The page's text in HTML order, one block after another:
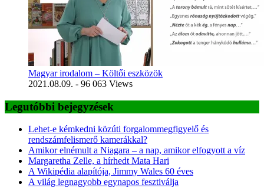
Magyar irodalom – Költői eszközök
2021.08.09. - 96 063 Views
Legutóbbi bejegyzések
Lehet-e kémkedni közúti forgalommegfigyelő és
rendszámfelismerő kamerákkal?
Amikor elnémult a Niagara – a nap, amikor elfogyott a víz
Margaretha Zelle, a hírhedt Mata Hari
A Wikipédia alapítója, Jimmy Wales 60 éves
A világ legnagyobb egynapos fesztiválja